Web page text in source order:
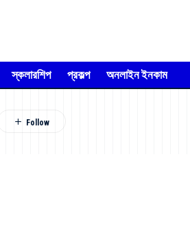
স্কলারশিপ প্রকল্প অনলাইন ইনকাম